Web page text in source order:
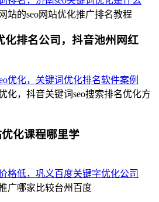
站的seo网站优化推广排名教程
化排名公司，抖音池州网红
化，抖音关键词seo搜索排名优化方
化课程哪里学
广哪家比较台州百度